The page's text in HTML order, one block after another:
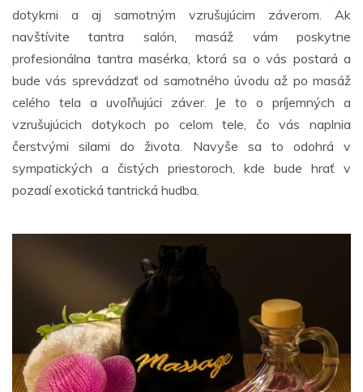
dotykmi a aj samotným vzrušujúcim záverom. Ak
navštívite tantra salón, masáž vám poskytne
profesionálna tantra masérka, ktorá sa o vás postará a
bude vás sprevádzať od samotného úvodu až po masáž
celého tela a uvoľňujúci záver. Je to o príjemných a
vzrušujúcich dotykoch po celom tele, čo vás naplnia
čerstvými silami do života. Navyše sa to odohrá v
sympatických a čistých priestoroch, kde bude hrať v
pozadí exotická tantrická hudba.